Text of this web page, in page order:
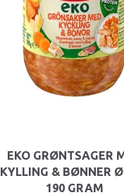
EKO GRØNTSAGER
KYLLING & BØNNER
190 GRAM